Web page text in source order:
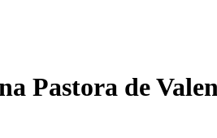
Pastora de